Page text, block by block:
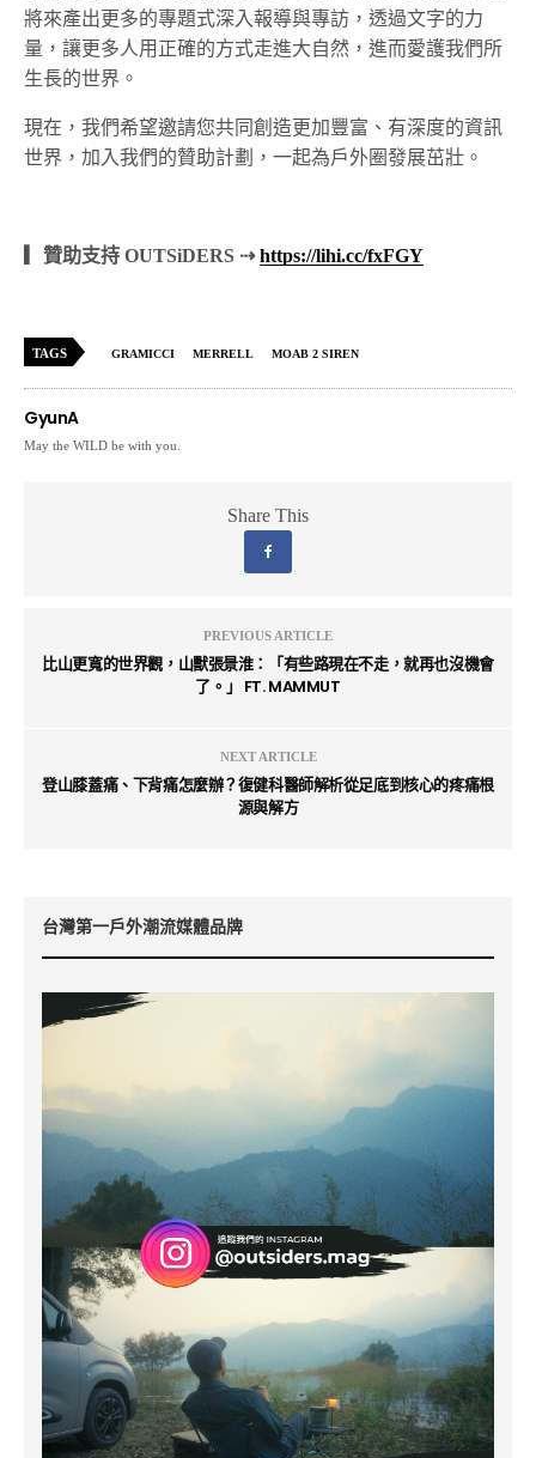
將來產出更多的專題式深入報導與專訪，透過文字的力
量，讓更多人用正確的方式走進大自然，進而愛護我們所
生長的世界。
現在，我們希望邀請您共同創造更加豐富、有深度的資訊
世界，加入我們的贊助計劃，一起為戶外圈發展茁壯。
▎贊助支持 OUTSiDERS ⇢https://lihi.cc/fxFGY
TAGS GRAMICCI MERRELL MOAB 2 SIREN
GyunA
May the WILD be with you.
Share This
PREVIOUS ARTICLE
比山更寬的世界觀，山獸張景淮：「有些路現在不走，就再也沒機會
了。」 FT. MAMMUT
NEXT ARTICLE
登山膝蓋痛、下背痛怎麼辦？復健科醫師解析從足底到核心的疼痛根
源與解方
台灣第一戶外潮流媒體品牌